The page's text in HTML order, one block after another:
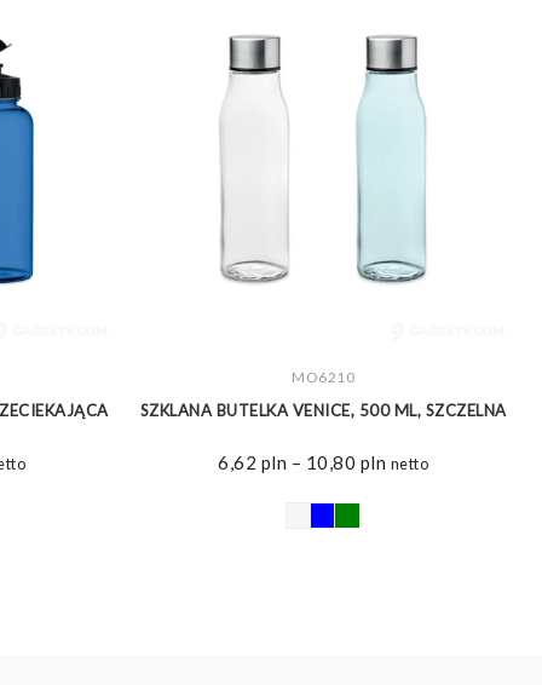
ZOBACZ WIĘCEJ
MO6210
SZKLANA BUTELKA VENICE, 500 ML, SZCZELNA
6,62 pln – 10,80 pln Zakres
netto